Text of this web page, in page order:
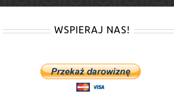
WSPIERAJ NAS!